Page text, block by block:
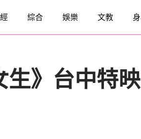
綜合 娛樂 文教
生》台中特